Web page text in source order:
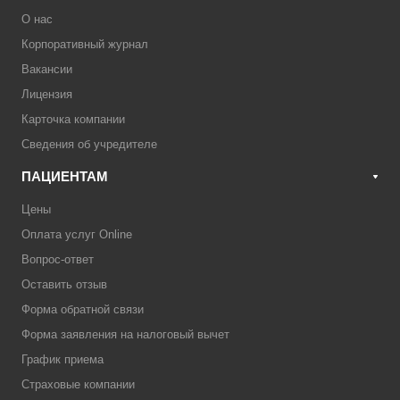
О нас
Корпоративный журнал
Вакансии
Лицензия
Карточка компании
Сведения об учредителе
ПАЦИЕНТАМ
Цены
Оплата услуг Online
Вопрос-ответ
Оставить отзыв
Форма обратной связи
Форма заявления на налоговый вычет
График приема
Страховые компании